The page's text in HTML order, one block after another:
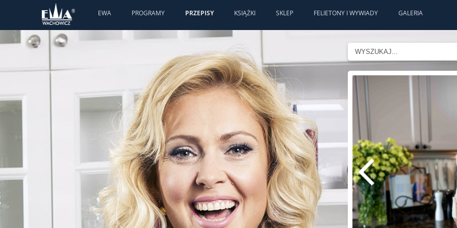
EWA PROGRAMY PRZEPISY KSIĄŻKI SKLEP FELIETONY I WYWIADY GALERIA